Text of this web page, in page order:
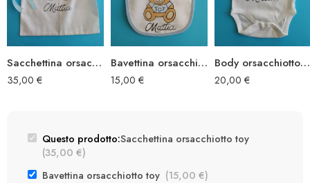
Sacchettina orsacchiotto toy
35,00 €
Bavettina orsacchiotto toy
15,00 €
Body orsacchiotto toy
20,00 €
Questo prodotto:Sacchettina orsacchiotto toy
(35,00 €)
Bavettina orsacchiotto toy (15,00 €)